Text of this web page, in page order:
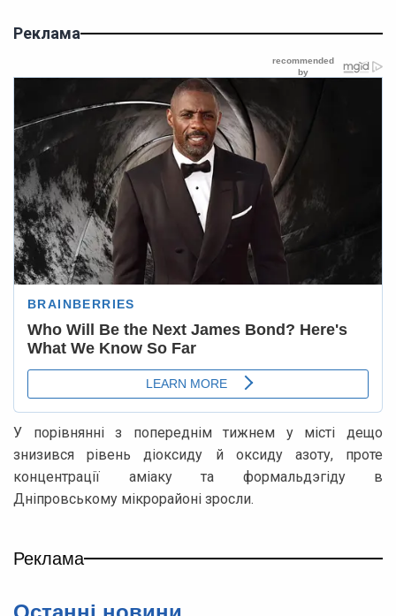
Реклама
У порівнянні з попереднім тижнем у місті дещо
знизився рівень діоксиду й оксиду азоту, проте
концентрації аміаку та формальдэгіду в
Дніпровському мікрорайоні зросли.
Реклама